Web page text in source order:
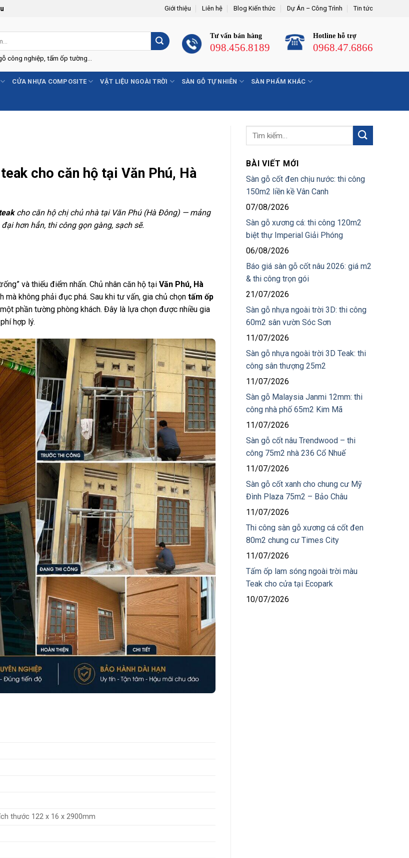
Giới thiệu Liên hệ Blog Kiến thức Dự Án – Công Trình Tin tức
công nghiệp, tấm ốp tường...
Tư vấn bán hàng
098.456.8189
Hotline hỗ trợ
0968.47.6866
CỬA NHỰA COMPOSITE VẬT LIỆU NGOÀI TRỜI SÀN GỖ TỰ NHIÊN SÀN PHẨM KHÁC
cho căn hộ tại Văn Phú, Hà
cho căn hộ chị chủ nhà tại Văn Phú (Hà Đông) — mảng
hơn hẳn, thi công gọn gàng, sạch sẽ.
và thiếu điểm nhấn. Chủ nhân căn hộ tại Văn Phú, Hà
không phải đục phá. Sau khi tư vấn, gia chủ chọn tấm ốp
phần tường phòng khách. Đây là lựa chọn được nhiều gia
hợp lý.
thước 122 x 16 x 2900mm
BÀI VIẾT MỚI
Sàn gỗ cốt đen chịu nước: thi công
150m2 liền kề Vân Canh
07/08/2026
Sàn gỗ xương cá: thi công 120m2
biệt thự Imperial Giải Phóng
06/08/2026
Báo giá sàn gỗ cốt nâu 2026: giá m2
& thi công trọn gói
21/07/2026
Sàn gỗ nhựa ngoài trời 3D: thi công
60m2 sân vườn Sóc Sơn
11/07/2026
Sàn gỗ nhựa ngoài trời 3D Teak: thi
công sân thượng 25m2
11/07/2026
Sàn gỗ Malaysia Janmi 12mm: thi
công nhà phố 65m2 Kim Mã
11/07/2026
Sàn gỗ cốt nâu Trendwood – thi
công 75m2 nhà 236 Cổ Nhuế
11/07/2026
Sàn gỗ cốt xanh cho chung cư Mỹ
Đình Plaza 75m2 – Bảo Châu
11/07/2026
Thi công sàn gỗ xương cá cốt đen
80m2 chung cư Times City
11/07/2026
Tấm ốp lam sóng ngoài trời màu
Teak cho cửa tại Ecopark
10/07/2026